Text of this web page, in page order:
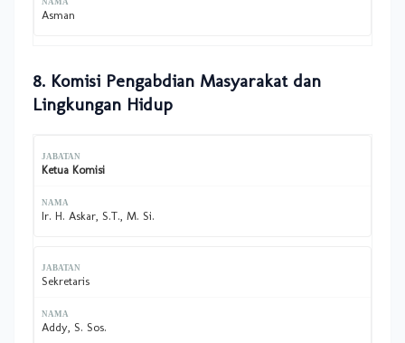
Asman
8. Komisi Pengabdian Masyarakat dan
Lingkungan Hidup
Ketua Komisi
Ir. H. Askar, S.T., M. Si.
Sekretaris
Addy, S. Sos.